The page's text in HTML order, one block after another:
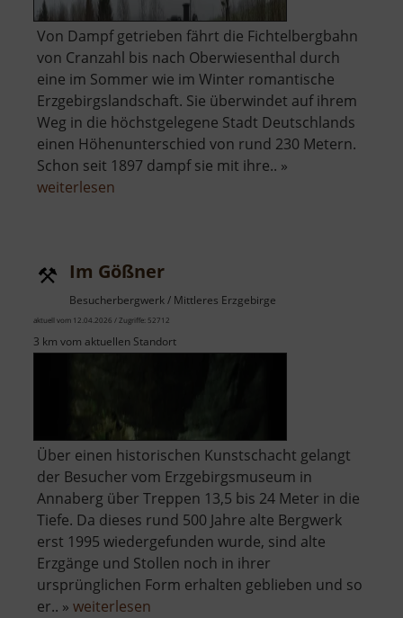
Von Dampf getrieben fährt die Fichtelbergbahn
von Cranzahl bis nach Oberwiesenthal durch
eine im Sommer wie im Winter romantische
Erzgebirgslandschaft. Sie überwindet auf ihrem
Weg in die höchstgelegene Stadt Deutschlands
einen Höhenunterschied von rund 230 Metern.
Schon seit 1897 dampf sie mit ihre.. »
weiterlesen
Im Gößner
Besucherbergwerk / Mittleres Erzgebirge
aktuell vom 12.04.2026 / Zugriffe: 52712
3 km vom aktuellen Standort
Über einen historischen Kunstschacht gelangt
der Besucher vom Erzgebirgsmuseum in
Annaberg über Treppen 13,5 bis 24 Meter in die
Tiefe. Da dieses rund 500 Jahre alte Bergwerk
erst 1995 wiedergefunden wurde, sind alte
Erzgänge und Stollen noch in ihrer
ursprünglichen Form erhalten geblieben und so
er.. » weiterlesen